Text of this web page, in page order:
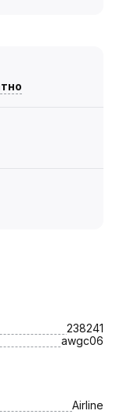
238241
awgc06
Airline